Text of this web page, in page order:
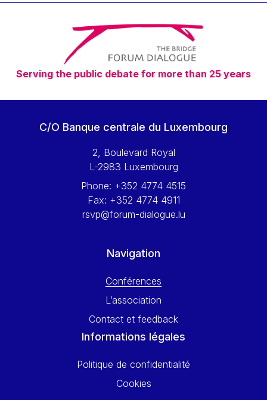
Timothy Radcliffe
Vaclav Klaus
Vassilios Skouris
Vítor Manuel da Silva Caldeira
Viviane Reding
Walter Hagg
Wolfgang Ketterle
Yossi Beillin
Yves FRANCHET
Serving the public debate for more than 25 years
C/O Banque centrale du Luxembourg
2, Boulevard Royal
L-2983 Luxembourg
Phone: +352 4774 4515
Fax: +352 4774 4911
rsvp@forum-dialogue.lu
Navigation
Conférences
L’association
Contact et feedback
Informations légales
Politique de confidentialité
Cookies